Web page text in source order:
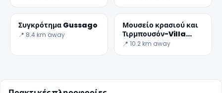
Συγκρότημα Gussago
📍 8.4 km away
Μουσείο κρασιού και
Τιρμπουσόν-Villa
Mazzucchelli
📍 10.2 km away